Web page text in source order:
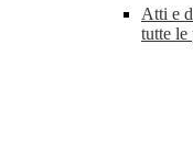
Atti e
tutte le